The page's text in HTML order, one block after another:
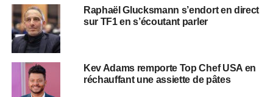
Raphaël Glucksmann s’endort en direct
sur TF1 en s’écoutant parler
Kev Adams remporte Top Chef USA en
réchauffant une assiette de pâtes